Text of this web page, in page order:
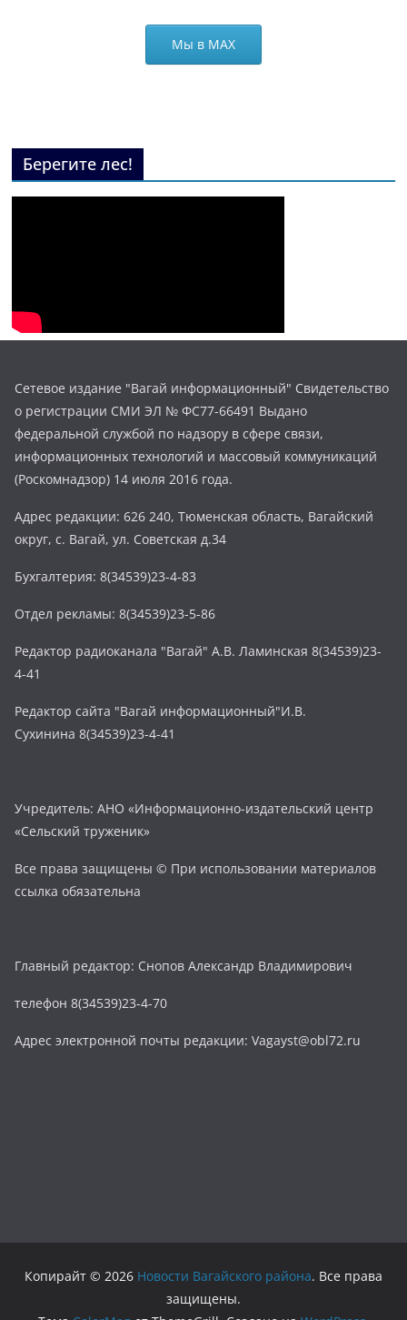
Мы в МАХ
Берегите лес!
Сетевое издание "Вагай информационный" Свидетельство
о регистрации СМИ ЭЛ № ФС77-66491 Выдано
федеральной службой по надзору в сфере связи,
информационных технологий и массовый коммуникаций
(Роскомнадзор) 14 июля 2016 года.
Адрес редакции: 626 240, Тюменская область, Вагайский
округ, с. Вагай, ул. Советская д.34
Бухгалтерия: 8(34539)23-4-83
Отдел рекламы: 8(34539)23-5-86
Редактор радиоканала "Вагай" А.В. Ламинская 8(34539)23-
4-41
Редактор сайта "Вагай информационный"И.В.
Сухинина 8(34539)23-4-41
Учредитель: АНО «Информационно-издательский центр
«Сельский труженик»
Все права защищены © При использовании материалов
ссылка обязательна
Главный редактор: Снопов Александр Владимирович
телефон 8(34539)23-4-70
Адрес электронной почты редакции: Vagayst@obl72.ru
Копирайт © 2026 Новости Вагайского района. Все права
защищены.